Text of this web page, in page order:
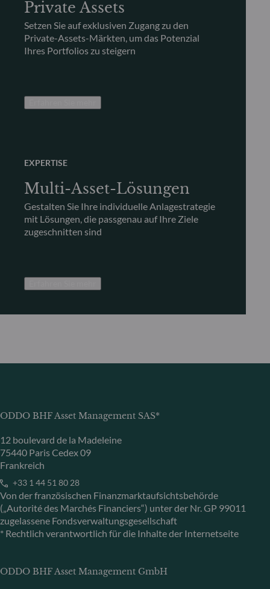
Private Assets
Setzen Sie auf exklusiven Zugang zu den
Private-Assets-Märkten, um das Potenzial
Ihres Portfolios zu steigern
EXPERTISE
Multi-Asset-Lösungen
Gestalten Sie Ihre individuelle Anlagestrategie
mit Lösungen, die passgenau auf Ihre Ziele
zugeschnitten sind
ODDO BHF Asset Management SAS*
12 boulevard de la Madeleine
75440 Paris Cedex 09
Frankreich
+33 1 44 51 80 28
Von der französischen Finanzmarktaufsichtsbehörde
(„Autorité des Marchés Financiers“) unter der Nr. GP 99011
zugelassene Fondsverwaltungsgesellschaft
* Rechtlich verantwortlich für die Inhalte der Internetseite
ODDO BHF Asset Management GmbH